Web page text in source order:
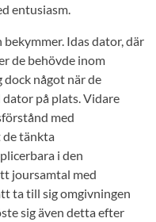
entusiasm.
Idas dator, där
de behövde inom
dock något när de
dator på plats. Vidare
med
tänkta
i den
joursamtal med
ta till sig omgivningen
sig även detta efter